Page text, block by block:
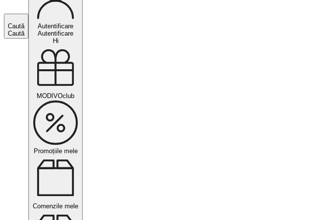
Caută
Caută
Autentificare
Autentificare
Hi
MODIVOclub
Promoțiile mele
Comenzile mele